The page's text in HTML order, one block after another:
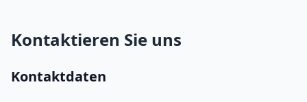
Kontaktieren Sie uns
Kontaktdaten